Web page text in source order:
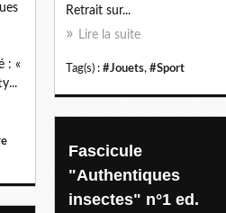
: «
Retrait sur...
Lire la suite
Tag(s) : #Jouets, #Sport
Fascicule
"Authentiques
insectes" n°1 ed.